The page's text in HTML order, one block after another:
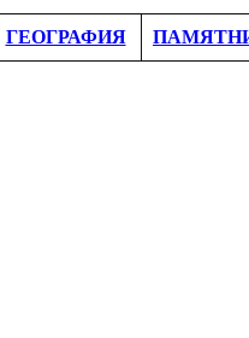
ГЕОГРАФИЯ